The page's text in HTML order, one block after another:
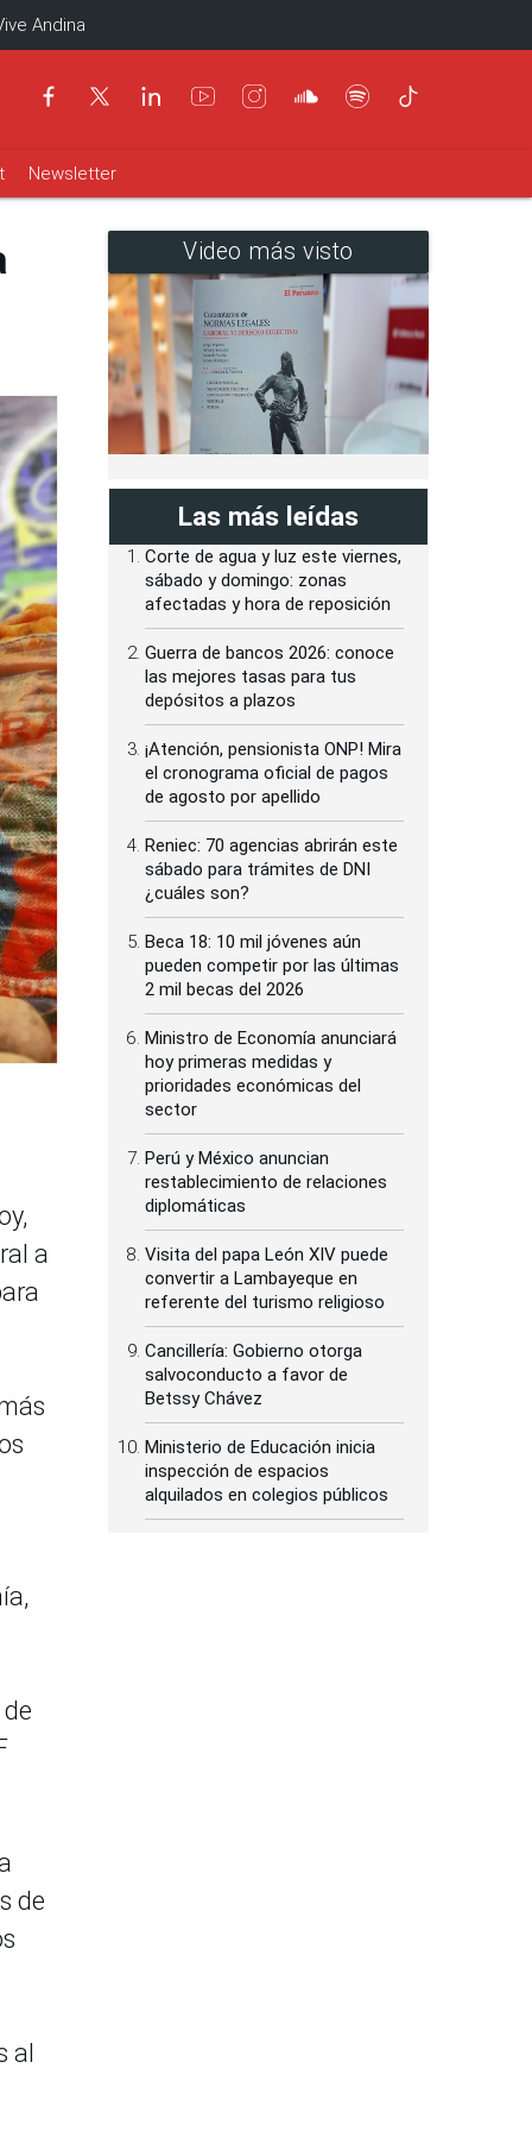
Andina
Newsletter
a
de
al
Video más visto
Las más leídas
Corte de agua y luz este viernes,
sábado y domingo: zonas
afectadas y hora de reposición
Guerra de bancos 2026: conoce
las mejores tasas para tus
depósitos a plazos
¡Atención, pensionista ONP! Mira
el cronograma oficial de pagos
de agosto por apellido
Reniec: 70 agencias abrirán este
sábado para trámites de DNI
¿cuáles son?
Beca 18: 10 mil jóvenes aún
pueden competir por las últimas
2 mil becas del 2026
Ministro de Economía anunciará
hoy primeras medidas y
prioridades económicas del
sector
Perú y México anuncian
restablecimiento de relaciones
diplomáticas
Visita del papa León XIV puede
convertir a Lambayeque en
referente del turismo religioso
Cancillería: Gobierno otorga
salvoconducto a favor de
Betssy Chávez
Ministerio de Educación inicia
inspección de espacios
alquilados en colegios públicos